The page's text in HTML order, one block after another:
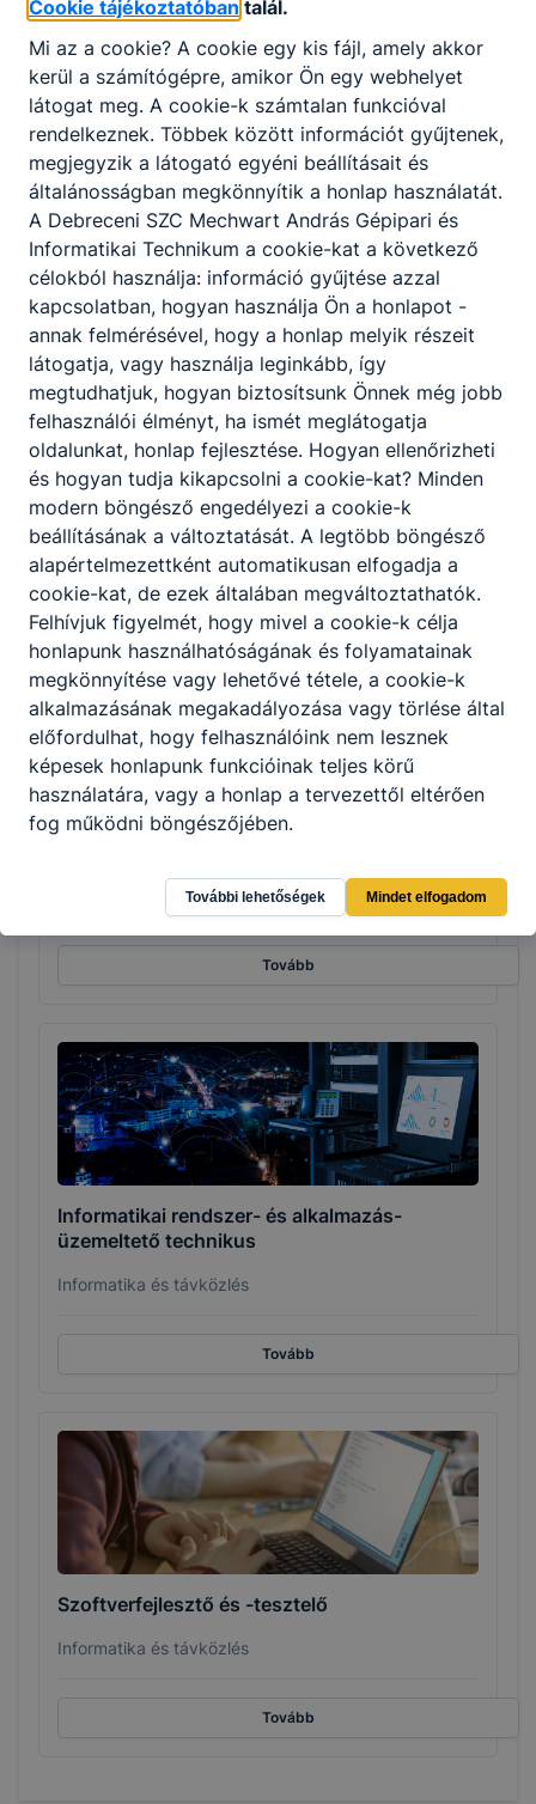
egymástól, igazodva a Képzési és Kimeneteli
Követelményekben, szakképesítés esetén a
Programkövetelményekben meghatározott
tartalmakhoz és a helyi igényekhez.
Szakmák
Gépgyártás-technológiai technikus
Gépészet
Tovább
Tovább
Informatikai rendszer- és alkalmazás-
üzemeltető technikus
Informatika és távközlés
Tovább
Szoftverfejlesztő és -tesztelő
Informatika és távközlés
Tovább
Cookie tájékoztatóban talál.
Mi az a cookie? A cookie egy kis fájl, amely akkor
kerül a számítógépre, amikor Ön egy webhelyet
látogat meg. A cookie-k számtalan funkcióval
rendelkeznek. Többek között információt gyűjtenek,
megjegyzik a látogató egyéni beállításait és
általánosságban megkönnyítik a honlap használatát.
A Debreceni SZC Mechwart András Gépipari és
Informatikai Technikum a cookie-kat a következő
célokból használja: információ gyűjtése azzal
kapcsolatban, hogyan használja Ön a honlapot -
annak felmérésével, hogy a honlap melyik részeit
látogatja, vagy használja leginkább, így
megtudhatjuk, hogyan biztosítsunk Önnek még jobb
felhasználói élményt, ha ismét meglátogatja
oldalunkat, honlap fejlesztése. Hogyan ellenőrizheti
és hogyan tudja kikapcsolni a cookie-kat? Minden
modern böngésző engedélyezi a cookie-k
beállításának a változtatását. A legtöbb böngésző
alapértelmezettként automatikusan elfogadja a
cookie-kat, de ezek általában megváltoztathatók.
Felhívjuk figyelmét, hogy mivel a cookie-k célja
honlapunk használhatóságának és folyamatainak
megkönnyítése vagy lehetővé tétele, a cookie-k
alkalmazásának megakadályozása vagy törlése által
előfordulhat, hogy felhasználóink nem lesznek
képesek honlapunk funkcióinak teljes körű
használatára, vagy a honlap a tervezettől eltérően
fog működni böngészőjében.
További lehetőségek Mindet elfogadom